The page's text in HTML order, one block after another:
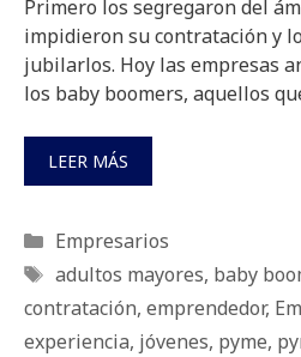
Primero los segregaron del
impidieron su contratación y
jubilarlos. Hoy las empresas
los baby boomers, aquellos
LEER MÁS
Categorías
Empresarios
Etiquetas
adultos mayores, baby
contratación, emprendedor,
experiencia, jóvenes, pyme,